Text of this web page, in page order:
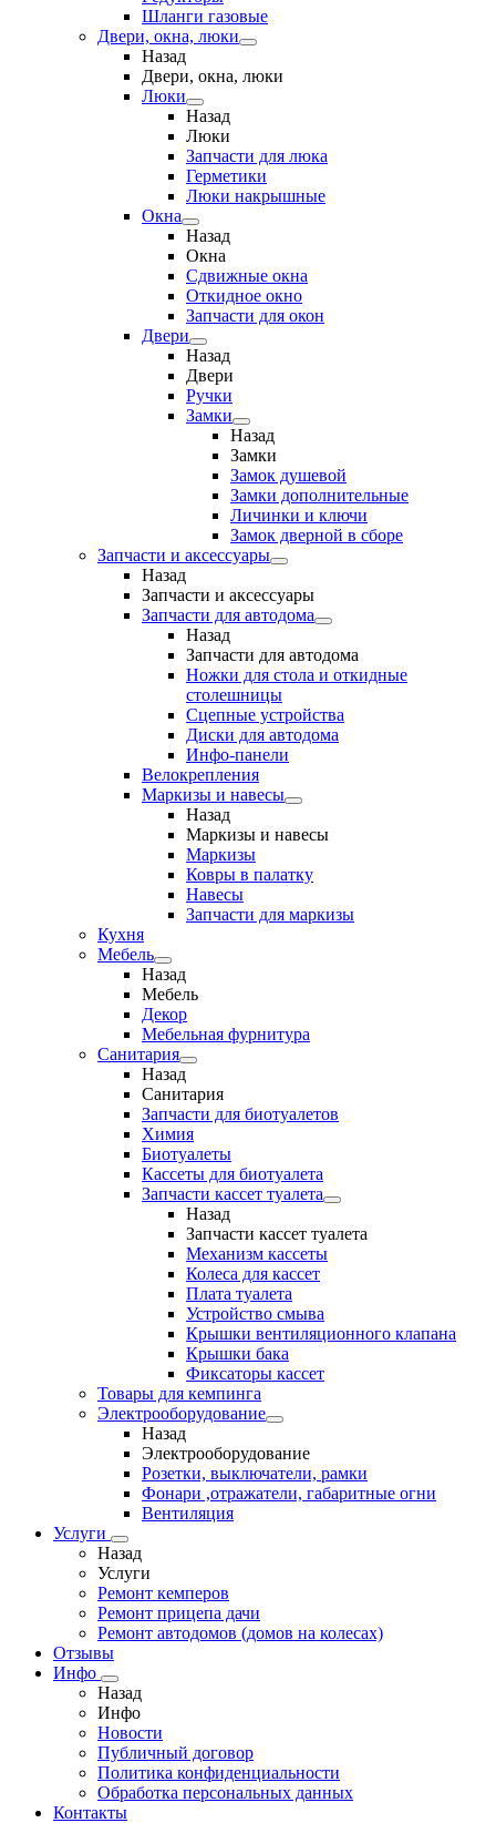
Шланги газовые
Двери, окна, люки
Назад
Двери, окна, люки
Люки
Назад
Люки
Запчасти для люка
Герметики
Люки накрышные
Окна
Назад
Окна
Сдвижные окна
Откидное окно
Запчасти для окон
Двери
Назад
Двери
Ручки
Замки
Назад
Замки
Замок душевой
Замки дополнительные
Личинки и ключи
Замок дверной в сборе
Запчасти и аксессуары
Назад
Запчасти и аксессуары
Запчасти для автодома
Назад
Запчасти для автодома
Ножки для стола и откидные
столешницы
Сцепные устройства
Диски для автодома
Инфо-панели
Велокрепления
Маркизы и навесы
Назад
Маркизы и навесы
Маркизы
Ковры в палатку
Навесы
Запчасти для маркизы
Кухня
Мебель
Назад
Мебель
Декор
Мебельная фурнитура
Санитария
Назад
Санитария
Запчасти для биотуалетов
Химия
Биотуалеты
Кассеты для биотуалета
Запчасти кассет туалета
Назад
Запчасти кассет туалета
Механизм кассеты
Колеса для кассет
Плата туалета
Устройство смыва
Крышки вентиляционного клапана
Крышки бака
Фиксаторы кассет
Товары для кемпинга
Электрооборудование
Назад
Электрооборудование
Розетки, выключатели, рамки
Фонари ,отражатели, габаритные огни
Вентиляция
Услуги
Назад
Услуги
Ремонт кемперов
Ремонт прицепа дачи
Ремонт автодомов (домов на колесах)
Отзывы
Инфо
Назад
Инфо
Новости
Публичный договор
Политика конфиденциальности
Обработка персональных данных
Контакты